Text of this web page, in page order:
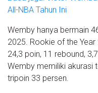
All-NBA Tahun Ini
Wemby hanya bermain
2025. Rookie of the
24,3 poin, 11 rebound,
Wemby memiliki akurasi
tripoin 33 persen.